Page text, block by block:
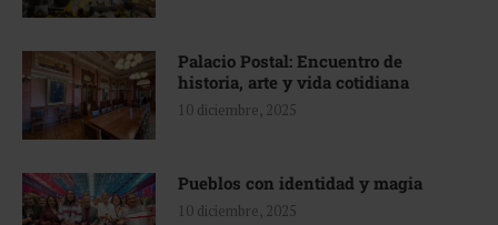
Palacio Postal: Encuentro de
historia, arte y vida cotidiana
10 diciembre, 2025
Pueblos con identidad y magia
10 diciembre, 2025